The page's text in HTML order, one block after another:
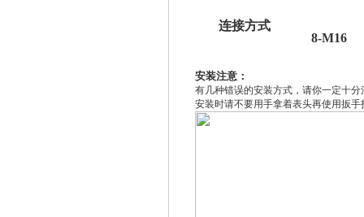
连接方式
8-M16
安装注意：
有几种错误的安装方式，请你一定十
安装时请不要用手拿着表头再使用扳